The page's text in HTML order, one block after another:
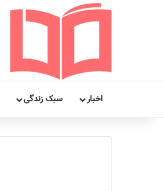
اخبار سبک زندگی